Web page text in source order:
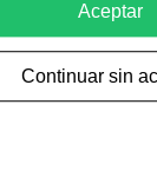
Aceptar
Continuar sin